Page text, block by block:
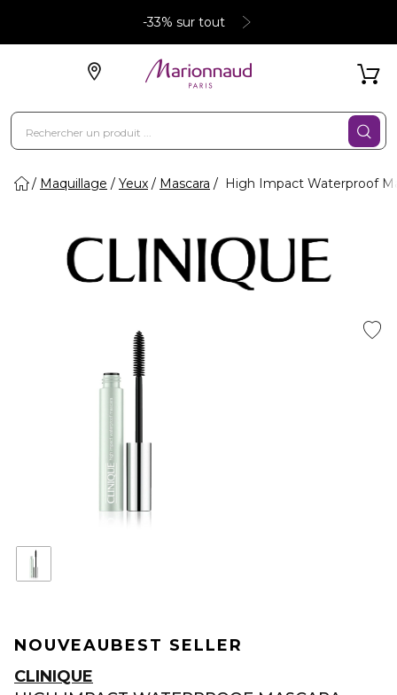
-33% sur tout
Maquillage Yeux Mascara High Impact Waterproof
NOUVEAUBEST SELLER
CLINIQUE